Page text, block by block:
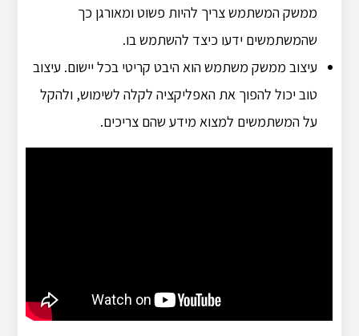
ממשק המשתמש צריך להיות פשוט ומאורגן כך
שהמשתמשים ידעו כיצד להשתמש בו.
עיצוב ממשק משתמש הוא היבט קריטי בכל יישום. עיצוב
טוב יכול להפוך את האפליקציה לקלה לשימוש, ולהקל
על המשתמשים למצוא מידע שהם צריכים.